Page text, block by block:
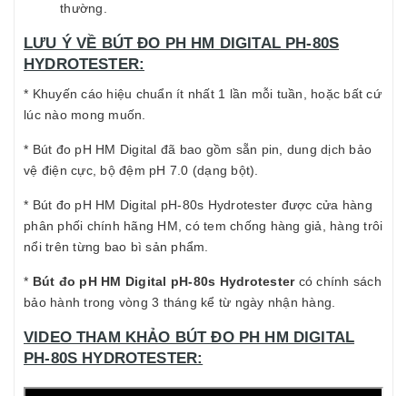
thường.
LƯU Ý VỀ BÚT ĐO PH HM DIGITAL PH-80S
HYDROTESTER:
* Khuyến cáo hiệu chuẩn ít nhất 1 lần mỗi tuần, hoặc bất cứ
lúc nào mong muốn.
* Bút đo pH HM Digital đã bao gồm sẵn pin, dung dịch bảo
vệ điện cực, bộ đệm pH 7.0 (dạng bột).
* Bút đo pH HM Digital pH-80s Hydrotester được cửa hàng
phân phối chính hãng HM, có tem chống hàng giả, hàng trôi
nổi trên từng bao bì sản phẩm.
* Bút đo pH HM Digital pH-80s Hydrotestercó chính sách
bảo hành trong vòng 3 tháng kể từ ngày nhận hàng.
VIDEO THAM KHẢO BÚT ĐO PH HM DIGITAL
PH-80S HYDROTESTER: